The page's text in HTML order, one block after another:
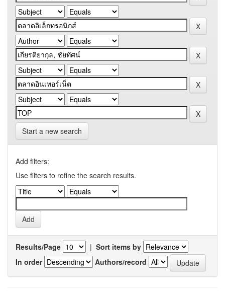
Start a new search
Add filters:
Use filters to refine the search results.
Results/Page | Sort items by
In order
Authors/record